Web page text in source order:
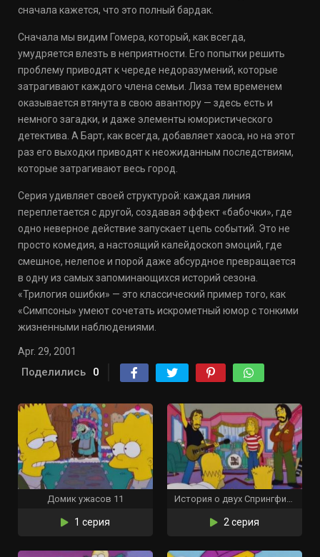
сначала кажется, что это полный бардак.
Сначала мы видим Гомера, который, как всегда,
умудряется влезть в неприятности. Его попытки решить
проблему приводят к череде недоразумений, которые
затрагивают каждого члена семьи. Лиза тем временем
оказывается втянута в свою авантюру — здесь есть и
немного загадки, и даже элементы юмористического
детектива. А Барт, как всегда, добавляет хаоса, но на этот
раз его выходки приводят к неожиданным последствиям,
которые затрагивают весь город.
Серия удивляет своей структурой: каждая линия
переплетается с другой, создавая эффект «бабочки», где
одно неверное действие запускает цепь событий. Это не
просто комедия, а настоящий калейдоскоп эмоций, где
смешное, нелепое и порой даже абсурдное превращается
в одну из самых запоминающихся историй сезона.
«Трилогия ошибки» — это классический пример того, как
«Симпсоны» умеют сочетать искрометный юмор с тонкими
жизненными наблюдениями.
Apr. 29, 2001
Поделились 0
Домик ужасов 11
1 серия
История о двух Спрингфилдах
2 серия